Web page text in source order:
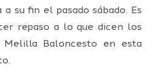
a su fin el pasado sábado. Es
repaso a lo que dicen los
Melilla Baloncesto en esta